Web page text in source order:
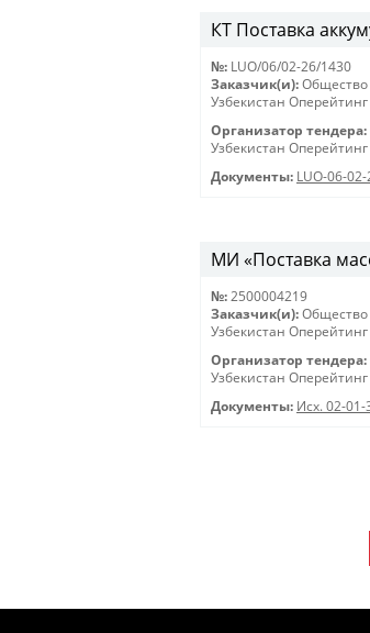
КТ Поставка
№: LUO/06/02-26/1430
Заказчик(и): Общество
Узбекистан
Организатор тендера:
Узбекистан
Документы: LUO-06-
МИ «Поставка
№: 2500004219
Заказчик(и): Общество
Узбекистан
Организатор тендера:
Узбекистан
Документы: Исх. 02-